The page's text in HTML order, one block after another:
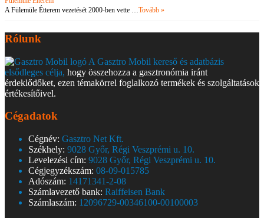
A Fülemüle Étterem vezetését 2000-ben vette …Tovább »
Rólunk
A Gasztro Mobil kereső és adatbázis
elsődleges célja, hogy összehozza a gasztronómia iránt
érdeklődőket, ezen témakörrel foglalkozó termékek és szolgáltatások
értékesítőivel.
Cégadatok
Cégnév: Gasztro Net Kft.
Székhely: 9028 Győr, Régi Veszprémi u. 10.
Levelezési cím: 9028 Győr, Régi Veszprémi u. 10.
Cégjegyzékszám: 08-09-015785
Adószám: 14171341-2-08
Számlavezető bank: Raiffeisen Bank
Számlaszám: 12096729-00346100-00100003